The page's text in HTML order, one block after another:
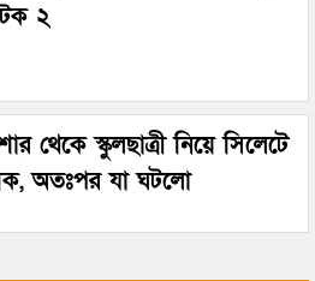
২
থেকে স্কুলছাত্রী নিয়ে সিলেটে
অতঃপর যা ঘটলো